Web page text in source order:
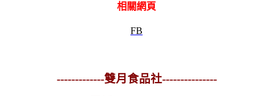
相關網頁
FB
-------------雙月食品社---------------